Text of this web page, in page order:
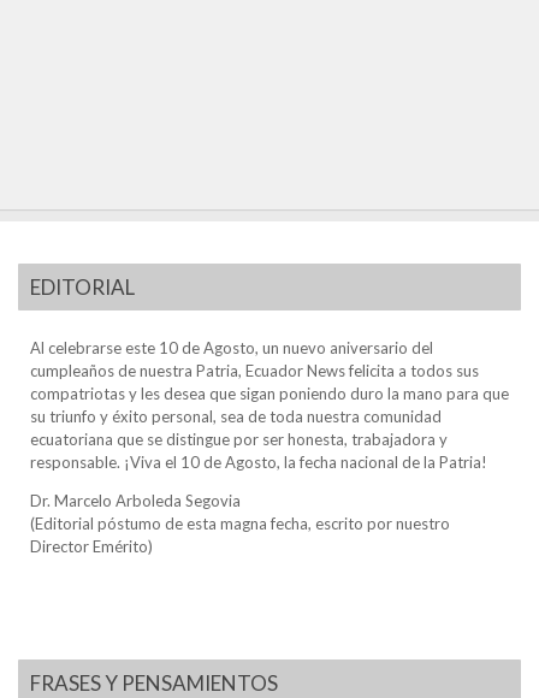
EDITORIAL
Al celebrarse este 10 de Agosto, un nuevo aniversario del
cumpleaños de nuestra Patria, Ecuador News felicita a todos sus
compatriotas y les desea que sigan poniendo duro la mano para que
su triunfo y éxito personal, sea de toda nuestra comunidad
ecuatoriana que se distingue por ser honesta, trabajadora y
responsable. ¡Viva el 10 de Agosto, la fecha nacional de la Patria!
Dr. Marcelo Arboleda Segovia
(Editorial póstumo de esta magna fecha, escrito por nuestro
Director Emérito)
FRASES Y PENSAMIENTOS